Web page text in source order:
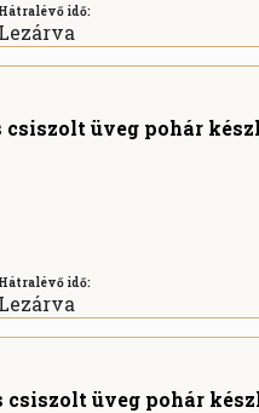
Hátralévő idő:
Lezárva
csiszolt üveg pohár
Hátralévő idő:
Lezárva
csiszolt üveg pohár